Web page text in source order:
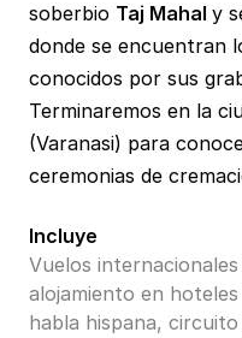
soberbio Taj Mahal y
donde se encuentran
conocidos por sus
Terminaremos en la
(Varanasi) para
ceremonias de
Incluye
Vuelos
alojamiento en
habla hispana,